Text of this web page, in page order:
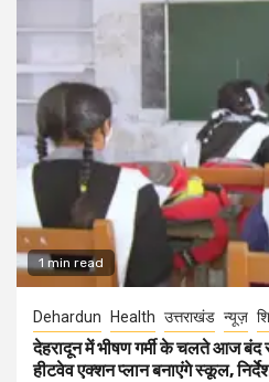
1 min read
Dehardun Health उत्तराखंड न्यूज़
देहरादून में भीषण गर्मी के चलते आज
हीटवेव एक्शन प्लान बनाएंगे स्कूल,